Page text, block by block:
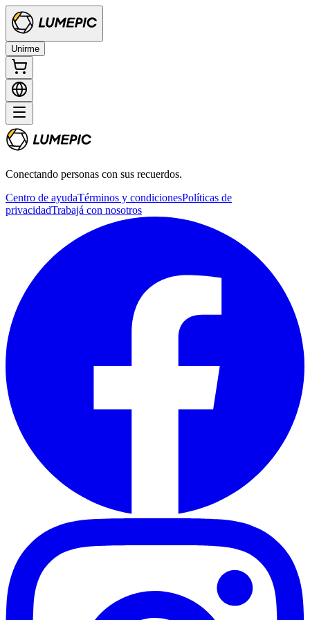
Unirme
Conectando personas con sus recuerdos.
Centro de ayudaTérminos y condicionesPolíticas de
privacidadTrabajá con nosotros